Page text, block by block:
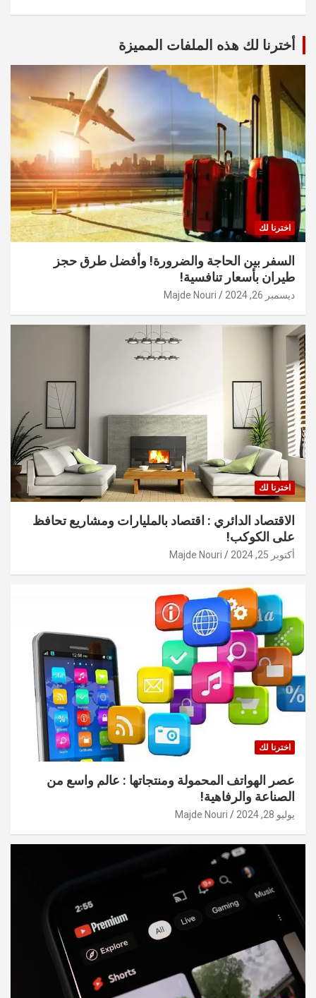
أخترنا لك هذه الملفات المميزة
اخترنا لك
السفر بين الحاجة والضرورة! وأفضل طرق حجز
طيران بأسعار تنافسية!
ديسمبر 26, 2024 Majde Nouri
اخترنا لك
الاقتصاد الدائري : اقتصاد بالمليارات ومشاريع تحافظ
على الكوكب!
أكتوبر 25, 2024 Majde Nouri
اخترنا لك
عصر الهواتف المحمولة ومنتجاتها : عالم واسع من
الصناعة والرفاهية!
يوليو 28, 2024 Majde Nouri